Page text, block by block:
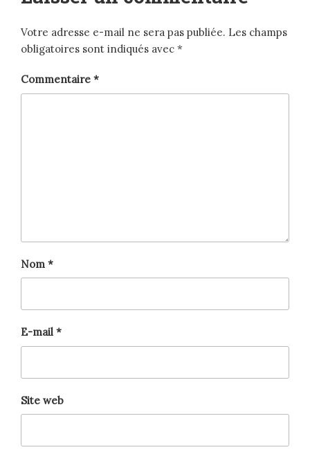
Votre adresse e-mail ne sera pas publiée. Les champs
obligatoires sont indiqués avec *
Commentaire *
Nom *
E-mail *
Site web